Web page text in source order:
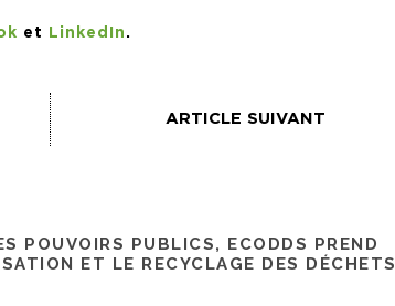
et LinkedIn .
ARTICLE SUIVANT
POUVOIRS PUBLICS, ECODDS PREND
ET LE RECYCLAGE DES DÉCHETS